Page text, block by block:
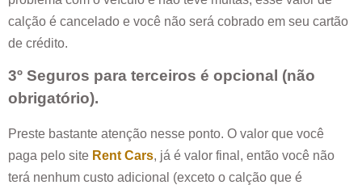
calção é cancelado e você não será cobrado em seu cartão
de crédito.
3º Seguros para terceiros é opcional (não
obrigatório).
Preste bastante atenção nesse ponto. O valor que você
paga pelo site Rent Cars, já é valor final, então você não
terá nenhum custo adicional (exceto o calção que é